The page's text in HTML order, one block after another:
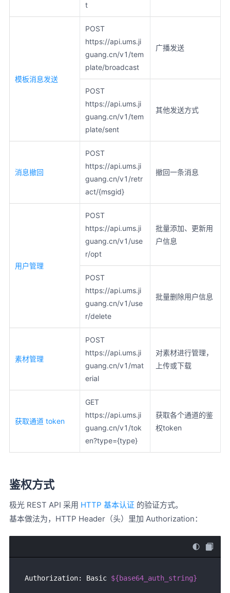
t
模板消息发送
POST
https://api.ums.ji
guang.cn/v1/tem
plate/broadcast
广播发送
POST
https://api.ums.ji
guang.cn/v1/tem
plate/sent
其他发送方式
消息撤回
POST
https://api.ums.ji
guang.cn/v1/retr
act/{msgid}
撤回一条消息
用户管理
POST
https://api.ums.ji
guang.cn/v1/use
r/opt
批量添加、更新用
户信息
POST
https://api.ums.ji
guang.cn/v1/use
r/delete
批量删除用户信息
素材管理
POST
https://api.ums.ji
guang.cn/v1/mat
erial
对素材进行管理，
上传或下载
获取通道 token
GET
https://api.ums.ji
guang.cn/v1/tok
en?type={type}
获取各个通道的鉴
权token
鉴权方式
极光 REST API 采用 HTTP 基本认证 的验证方式。
基本做法为，HTTP Header（头）里加 Authorization：
Authorization: Basic ${base64_auth_string}